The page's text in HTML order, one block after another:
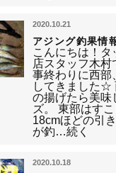
2020.10.21
アジング釣果情
こんにちは！タ
店スタッフ木村
事終わりに西部
してきました☆
の揚げたら美味
ズ。 東部はす
18cmほどの引
が釣…続く
2020.10.18